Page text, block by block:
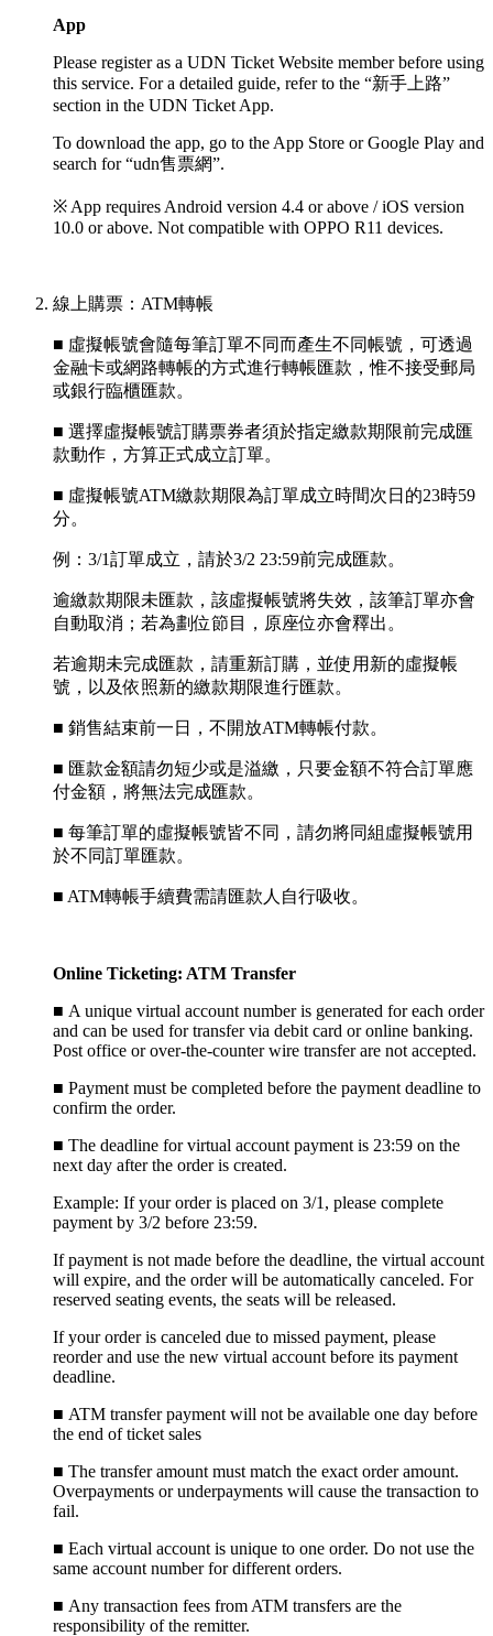
App
Please register as a UDN Ticket Website member before using
this service. For a detailed guide, refer to the “新手上路”
section in the UDN Ticket App.
To download the app, go to the App Store or Google Play and
search for “udn售票網”.
※ App requires Android version 4.4 or above / iOS version
10.0 or above. Not compatible with OPPO R11 devices.
線上購票：ATM轉帳
■ 虛擬帳號會隨每筆訂單不同而產生不同帳號，可透過
金融卡或網路轉帳的方式進行轉帳匯款，惟不接受郵局
或銀行臨櫃匯款。
■ 選擇虛擬帳號訂購票券者須於指定繳款期限前完成匯
款動作，方算正式成立訂單。
■ 虛擬帳號ATM繳款期限為訂單成立時間次日的23時59
分。
例：3/1訂單成立，請於3/2 23:59前完成匯款。
逾繳款期限未匯款，該虛擬帳號將失效，該筆訂單亦會
自動取消；若為劃位節目，原座位亦會釋出。
若逾期未完成匯款，請重新訂購，並使用新的虛擬帳
號，以及依照新的繳款期限進行匯款。
■ 銷售結束前一日，不開放ATM轉帳付款。
■ 匯款金額請勿短少或是溢繳，只要金額不符合訂單應
付金額，將無法完成匯款。
■ 每筆訂單的虛擬帳號皆不同，請勿將同組虛擬帳號用
於不同訂單匯款。
■ ATM轉帳手續費需請匯款人自行吸收。
Online Ticketing: ATM Transfer
■ A unique virtual account number is generated for each order
and can be used for transfer via debit card or online banking.
Post office or over-the-counter wire transfer are not accepted.
■ Payment must be completed before the payment deadline to
confirm the order.
■ The deadline for virtual account payment is 23:59 on the
next day after the order is created.
Example: If your order is placed on 3/1, please complete
payment by 3/2 before 23:59.
If payment is not made before the deadline, the virtual account
will expire, and the order will be automatically canceled. For
reserved seating events, the seats will be released.
If your order is canceled due to missed payment, please
reorder and use the new virtual account before its payment
deadline.
■ ATM transfer payment will not be available one day before
the end of ticket sales
■ The transfer amount must match the exact order amount.
Overpayments or underpayments will cause the transaction to
fail.
■ Each virtual account is unique to one order. Do not use the
same account number for different orders.
■ Any transaction fees from ATM transfers are the
responsibility of the remitter.